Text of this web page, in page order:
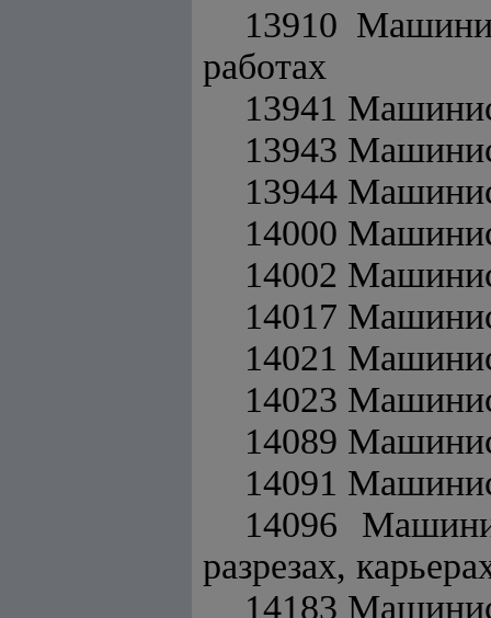
13910
работах
13941
13943
13944
14000
14002
14017
14021
14023
14089
14091
14096
разрезах,
14183